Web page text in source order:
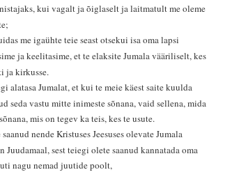
kui vagalt ja õiglaselt ja laitmatult me oleme
me igaühte teie seast otsekui isa oma lapsi
ja keelitasime, et te elaksite Jumala vääriliselt, kes
ja kirkusse.
alatasa Jumalat, et kui te meie käest saite kuulda
seda vastu mitte inimeste sõnana, vaid sellena, mida
mis on tegev ka teis, kes te usute.
nende Kristuses Jeesuses olevate Jumala
sest teiegi olete saanud kannatada oma
nagu nemad juutide poolt,